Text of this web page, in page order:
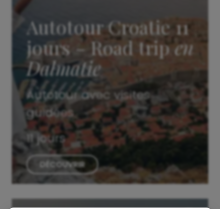
Autotour Croatie 11
jours – Road tripen
Dalmatie
Autotour avec visites
guidées
11 jours
DÉCOUVRIR